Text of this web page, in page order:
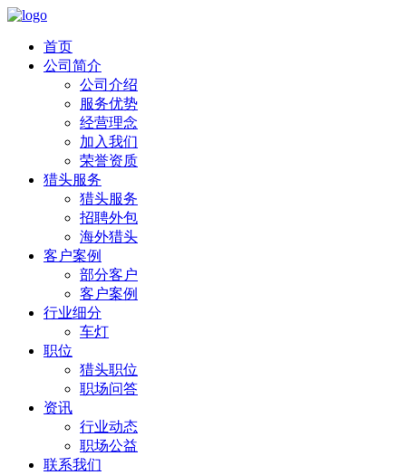
首页
公司简介
公司介绍
服务优势
经营理念
加入我们
荣誉资质
猎头服务
猎头服务
招聘外包
海外猎头
客户案例
部分客户
客户案例
行业细分
车灯
职位
猎头职位
职场问答
资讯
行业动态
职场公益
联系我们